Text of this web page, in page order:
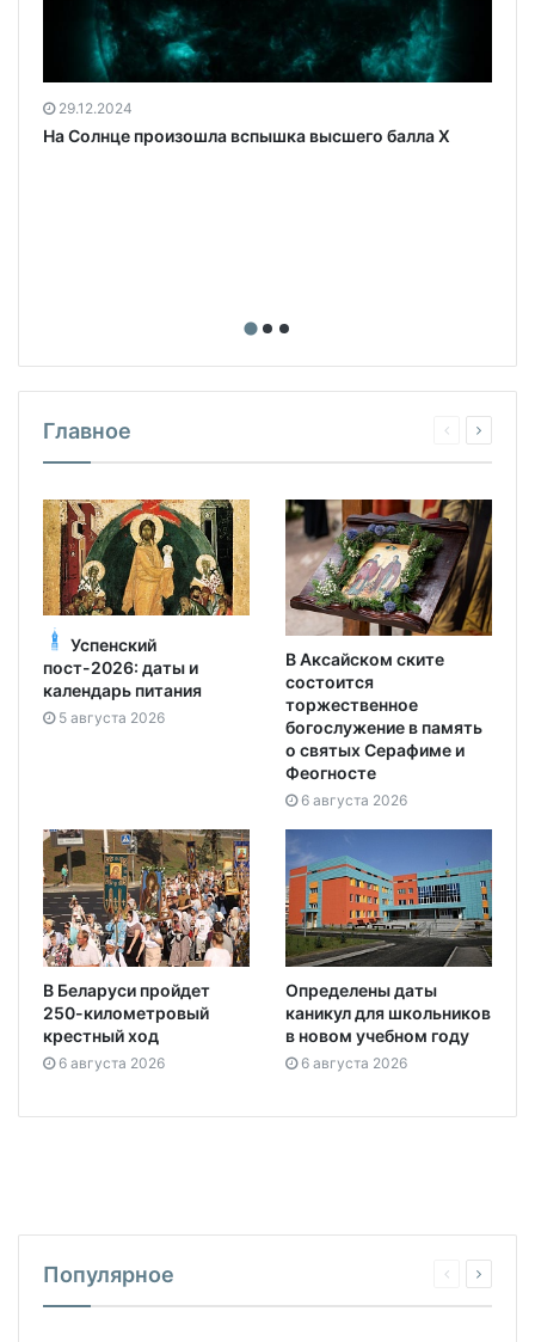
29.12.2024
На Солнце произошла вспышка высшего балла X
Главное
Успенский
пост-2026: даты и
календарь питания
5 августа 2026
В Аксайском ските
состоится
торжественное
богослужение в память
о святых Серафиме и
Феогносте
6 августа 2026
В Беларуси пройдет
250-километровый
крестный ход
6 августа 2026
Определены даты
каникул для школьников
в новом учебном году
6 августа 2026
Популярное